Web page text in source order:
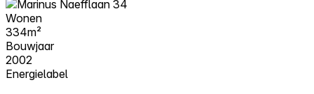
Wonen
334m²
Bouwjaar
2002
Energielabel